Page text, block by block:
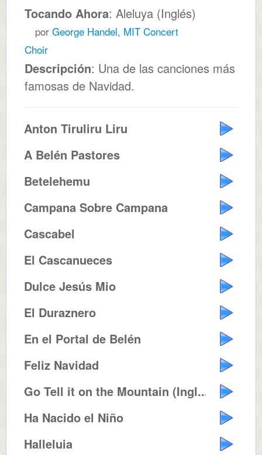
Tocando Ahora: Aleluya (Inglés)
por George Handel, MIT Concert
Choir
Descripción: Una de las canciones más
famosas de Navidad.
Anton Tiruliru Liru
A Belén Pastores
Betelehemu
Campana Sobre Campana
Cascabel
El Cascanueces
Dulce Jesús Mio
El Duraznero
En el Portal de Belén
Feliz Navidad
Go Tell it on the Mountain (Ingl...
Ha Nacido el Niño
Halleluia